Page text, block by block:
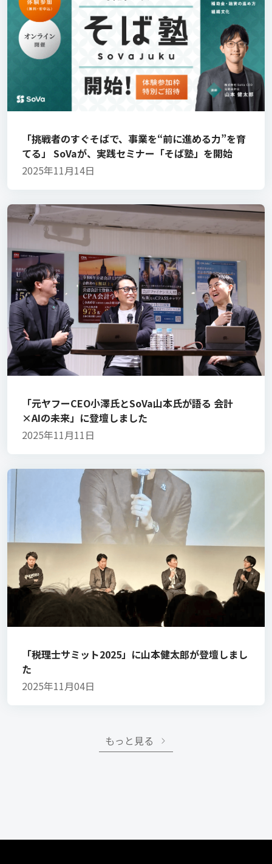
「挑戦者のすぐそばで、事業を“前に進める力”を育
てる」 SoVaが、実践セミナー「そば塾」を開始
2025年11月14日
「元ヤフーCEO小澤氏とSoVa山本氏が語る 会計
×AIの未来」に登壇しました
2025年11月11日
「税理士サミット2025」に山本健太郎が登壇しまし
た
2025年11月04日
もっと見る